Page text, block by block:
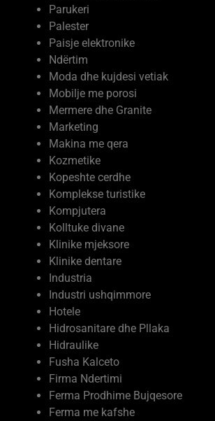
Palester
Paisje elektronike
Ndërtim
Moda dhe kujdesi vetiak
Mobilje me porosi
Mermere dhe Granite
Marketing
Makina me qera
Kozmetike
Kopeshte cerdhe
Komplekse turistike
Kompjutera
Kolltuke divane
Klinike mjeksore
Klinike dentare
Industria
Industri ushqimmore
Hotele
Hidrosanitare dhe Pllaka
Hidraulike
Fusha Kalceto
Firma Ndertimi
Ferma Prodhime Bujqesore
Ferma me kafshe
Farmaci